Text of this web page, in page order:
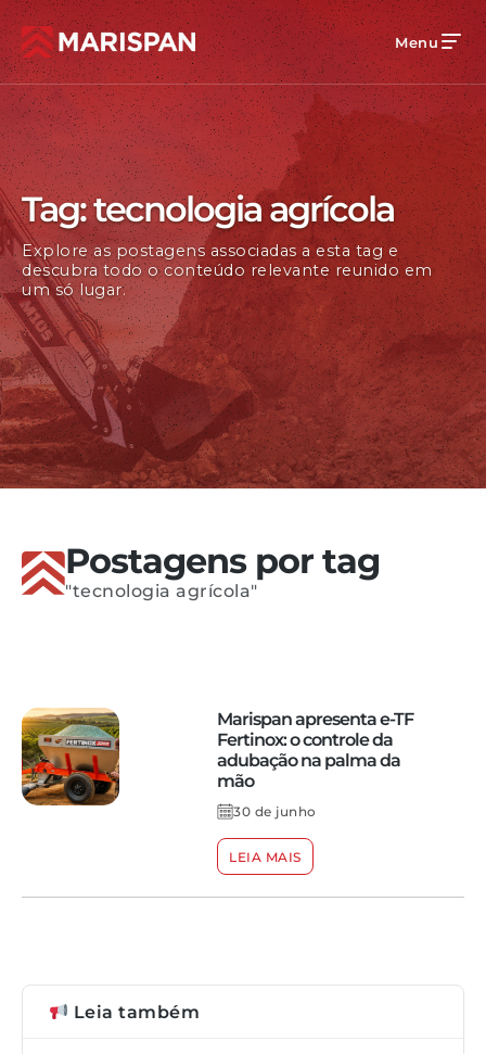
Menu
Tag: tecnologia agrícola
Explore as postagens associadas a esta tag e
descubra todo o conteúdo relevante reunido em
um só lugar.
Postagens por tag
"tecnologia agrícola"
Marispan apresenta e-TF
Fertinox: o controle da
adubação na palma da
mão
30 de junho
LEIA MAIS
Leia também